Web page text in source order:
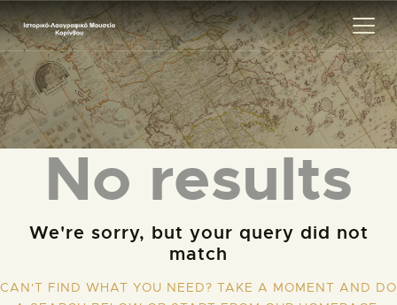
ΑΡΧΙΚΗ
ΕΚΘΕΣΗ
ΣΧΕΤΙΚΑ
ΕΠΙΚΟΙΝΩΝΊΑ
No results
We're sorry, but your query did not
match
CAN'T FIND WHAT YOU NEED? TAKE A MOMENT AND DO